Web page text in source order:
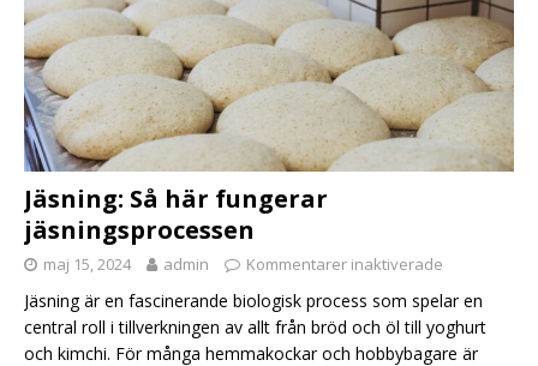
Jäsning: Så här fungerar
jäsningsprocessen
maj 15, 2024 admin Kommentarer inaktiverade
Jäsning är en fascinerande biologisk process som spelar en
central roll i tillverkningen av allt från bröd och öl till yoghurt
och kimchi. För många hemmakockar och hobbybagare är